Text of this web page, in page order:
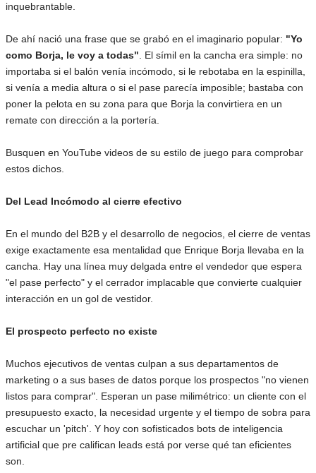
inquebrantable.
De ahí nació una frase que se grabó en el imaginario popular: "Yo
como Borja, le voy a todas" . El símil en la cancha era simple: no
importaba si el balón venía incómodo, si le rebotaba en la espinilla,
si venía a media altura o si el pase parecía imposible; bastaba con
poner la pelota en su zona para que Borja la convirtiera en un
remate con dirección a la portería.
Busquen en YouTube videos de su estilo de juego para comprobar
estos dichos.
Del Lead Incómodo al cierre efectivo
En el mundo del B2B y el desarrollo de negocios, el cierre de ventas
exige exactamente esa mentalidad que Enrique Borja llevaba en la
cancha. Hay una línea muy delgada entre el vendedor que espera
"el pase perfecto" y el cerrador implacable que convierte cualquier
interacción en un gol de vestidor.
El prospecto perfecto no existe
Muchos ejecutivos de ventas culpan a sus departamentos de
marketing o a sus bases de datos porque los prospectos "no vienen
listos para comprar". Esperan un pase milimétrico: un cliente con el
presupuesto exacto, la necesidad urgente y el tiempo de sobra para
escuchar un 'pitch'. Y hoy con sofisticados bots de inteligencia
artificial que pre califican leads está por verse qué tan eficientes
son.